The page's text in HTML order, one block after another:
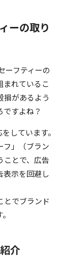
ーの取り
ーフティーの
まれているこ
損があるよう
すよね？
しています。
フ」（ブラン
ことで、広告
表示を回避し
とでブランド
介